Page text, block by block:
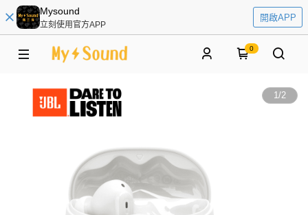
Mysound
立刻使用官方APP
開啟APP
0
1/2